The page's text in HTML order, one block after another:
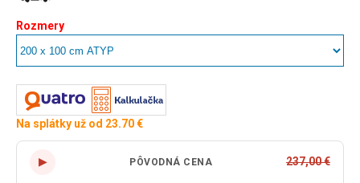
Rozmery
Na splátky už od 23.70 €
▶ PÔVODNÁ CENA 237,00 €